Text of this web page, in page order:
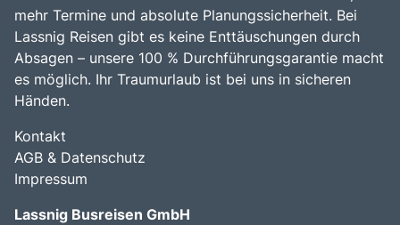
mehr Termine und absolute Planungssicherheit. Bei
Lassnig Reisen gibt es keine Enttäuschungen durch
Absagen – unsere 100 % Durchführungsgarantie macht
es möglich. Ihr Traumurlaub ist bei uns in sicheren
Händen.
Kontakt
AGB & Datenschutz
Impressum
Lassnig Busreisen GmbH